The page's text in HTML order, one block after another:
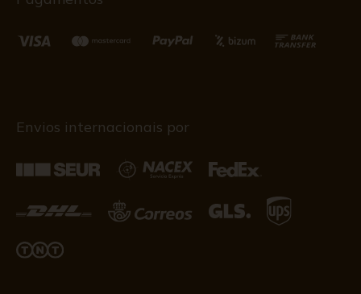
Envios internacionais por